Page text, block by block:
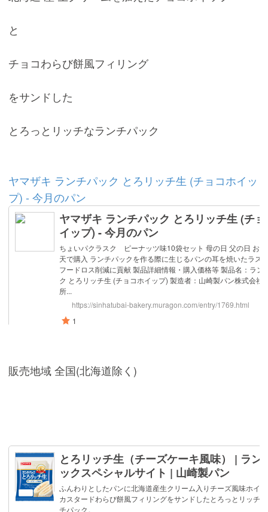
と
チョコわらび餅風フィリング
をサンドした
とろっとリッチなランチパック
ヤマザキ ランチパック とろリッチ生 (チョコホイッ
プ) - 今月のパン
販売地域 全国(北海道除く)